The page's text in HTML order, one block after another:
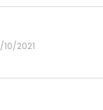
10/2021